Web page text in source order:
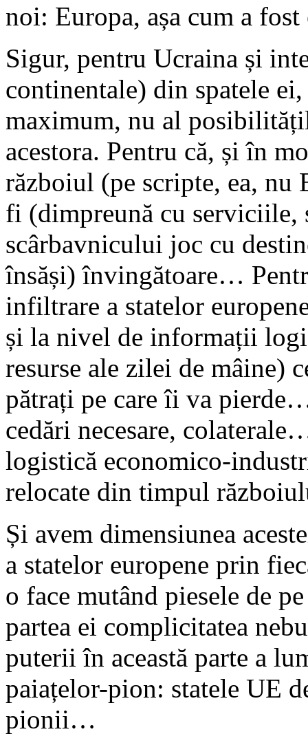
noi: Europa, așa cum a
Sigur, pentru Ucraina și
continentale) din spatele
maximum, nu al
acestora. Pentru că, și în
războiul (pe scripte, ea, nu
fi (dimpreună cu serviciile,
scârbavnicului joc cu
însăși) învingătoare…
infiltrare a statelor
și la nivel de informații
resurse ale zilei de mâine)
pătrați pe care îi va
cedări necesare,
logistică economico-
relocate din timpul
Și avem dimensiunea
a statelor europene prin
o face mutând piesele de
partea ei complicitatea
puterii în această parte a
paiațelor-pion: statele UE
pionii…